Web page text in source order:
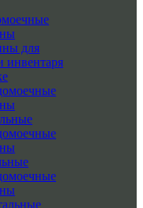
для
инвентаря